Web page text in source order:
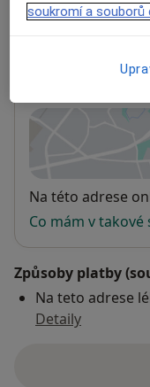
Adresa
Ordinace
Dostupnost
Na této adrese
Co mám v takové
Způsoby platby
Na teto adrese
Detaily
soukromí a souborů